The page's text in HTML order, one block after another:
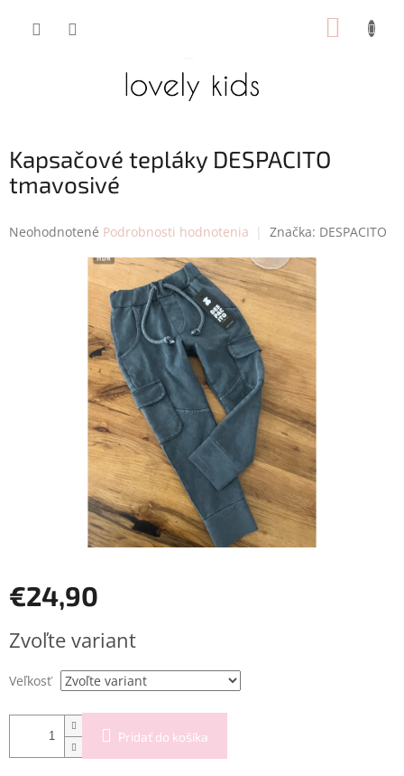
Kapsačové tepláky DESPACITO
tmavosivé
Priemerné
Neohodnotené Podrobnosti hodnotenia Značka: DESPACITO
€24,90
cena:
Zvoľte variant
Veľkosť
Pridať do košíka